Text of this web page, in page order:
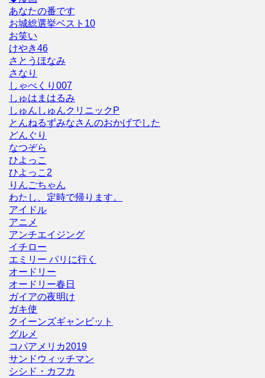
あなたの番です
お城総選挙ベスト10
お笑い
けやき46
さとうほなみ
さなり
しゃべくり007
しゅはまはるみ
しゅんしゅんクリニックP
とんねるずみなさんのおかげでした
どんぐり
なつぞら
ひよっこ
ひよっこ2
りんごちゃん
わたし、定時で帰ります。
アイドル
アニメ
アンチエイジング
イチロー
エミリー パリに行く
オードリー
オードリー春日
ガイアの夜明け
ガキ使
クイーンズギャンビット
グルメ
コパアメリカ2019
サンドウィッチマン
シシド・カフカ